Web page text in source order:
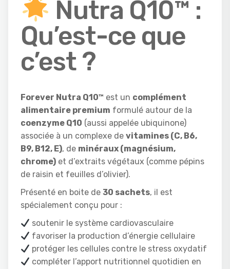
Nutra Q10™ :
Qu’est-ce que
c’est ?
Forever Nutra Q10™ est un complément
alimentaire premium formulé autour de la
coenzyme Q10 (aussi appelée ubiquinone)
associée à un complexe de vitamines (C, B6,
B9, B12, E), de minéraux (magnésium,
chrome) et d’extraits végétaux (comme pépins
de raisin et feuilles d’olivier).
Présenté en boite de 30 sachets, il est
spécialement conçu pour :
soutenir le système cardiovasculaire
favoriser la production d’énergie cellulaire
protéger les cellules contre le stress oxydatif
compléter l’apport nutritionnel quotidien en